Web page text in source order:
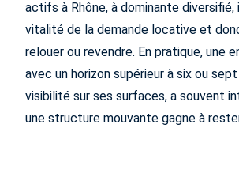
actifs à Rhône, à dominante diversifié,
vitalité de la demande locative et
relouer ou revendre. En pratique, une
avec un horizon supérieur à six ou
visibilité sur ses surfaces, a souvent
une structure mouvante gagne à